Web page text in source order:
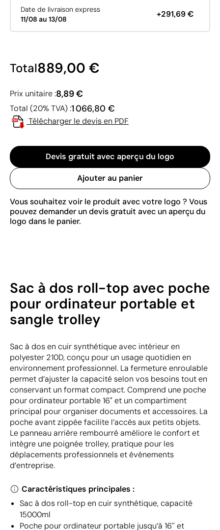
Date de livraison express
11/08 au 13/08
+291,69 €
Total889,00 €
Prix unitaire :8,89 €
Total (20% TVA) :1 066,80 €
Télécharger le devis en PDF
Devis gratuit avec aperçu du logo
Ajouter au panier
Vous souhaitez voir le produit avec votre logo ? Vous
pouvez demander un devis gratuit avec un aperçu du
logo dans le panier.
Sac à dos roll-top avec poche
pour ordinateur portable et
sangle trolley
Sac à dos en cuir synthétique avec intérieur en
polyester 210D, conçu pour un usage quotidien en
environnement professionnel. La fermeture enroulable
permet d’ajuster la capacité selon vos besoins tout en
conservant un format compact. Comprend une poche
pour ordinateur portable 16" et un compartiment
principal pour organiser documents et accessoires. La
poche avant zippée facilite l’accès aux petits objets.
Le panneau arrière rembourré améliore le confort et
intègre une poignée trolley, pratique pour les
déplacements professionnels et événements
d’entreprise.
Caractéristiques principales :
Sac à dos roll-top en cuir synthétique, capacité
15000ml
Poche pour ordinateur portable jusqu’à 16'' et